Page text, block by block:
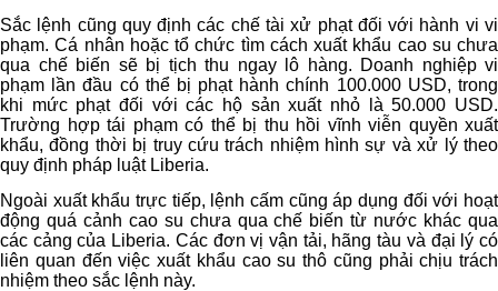
Sắc lệnh cũng quy định các chế tài xử phạt đối với hành vi vi
phạm. Cá nhân hoặc tổ chức tìm cách xuất khẩu cao su chưa
qua chế biến sẽ bị tịch thu ngay lô hàng. Doanh nghiệp vi
phạm lần đầu có thể bị phạt hành chính 100.000 USD, trong
khi mức phạt đối với các hộ sản xuất nhỏ là 50.000 USD.
Trường hợp tái phạm có thể bị thu hồi vĩnh viễn quyền xuất
khẩu, đồng thời bị truy cứu trách nhiệm hình sự và xử lý theo
quy định pháp luật Liberia.
Ngoài xuất khẩu trực tiếp, lệnh cấm cũng áp dụng đối với hoạt
động quá cảnh cao su chưa qua chế biến từ nước khác qua
các cảng của Liberia. Các đơn vị vận tải, hãng tàu và đại lý có
liên quan đến việc xuất khẩu cao su thô cũng phải chịu trách
nhiệm theo sắc lệnh này.